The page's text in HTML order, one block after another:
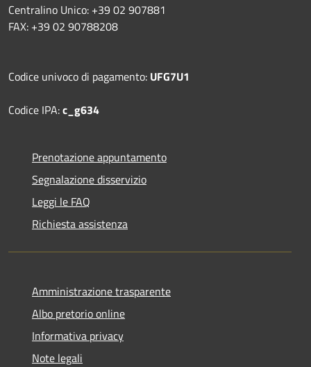
Centralino Unico: +39 02 907881
FAX: +39 02 90788208
Codice univoco di pagamento: UFG7U1
Codice IPA:c_g634
Prenotazione appuntamento
Segnalazione disservizio
Leggi le FAQ
Richiesta assistenza
Amministrazione trasparente
Albo pretorio online
Informativa privacy
Note legali